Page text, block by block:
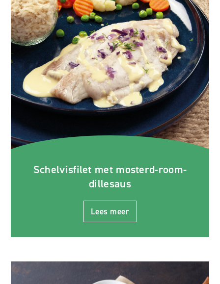
Schelvisfilet met mosterd-room-
dillesaus
Lees meer